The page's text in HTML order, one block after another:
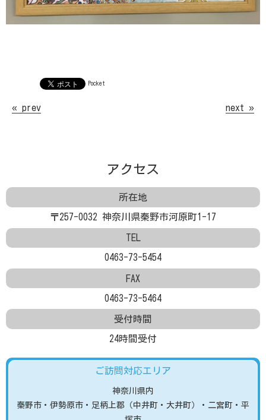
Pocket
« prev next »
アクセス
所在地
〒257-0032 神奈川県秦野市河原町1-17
TEL
0463-73-5454
FAX
0463-73-5464
受付時間
24時間受付
ご訪問対応エリア
神奈川県内
秦野市 ・伊勢原市 ・足柄上郡（中井町・大井町）
・二宮町・平